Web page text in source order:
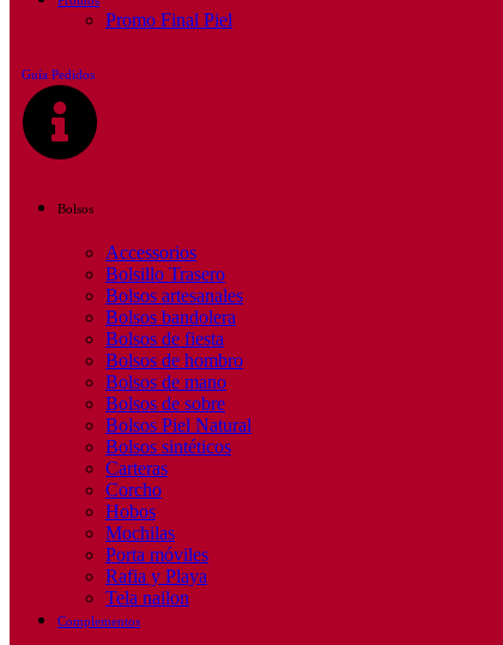
Promo Final Piel
Guía Pedidos
Bolsos
Accessorios
Bolsillo Trasero
Bolsos artesanales
Bolsos bandolera
Bolsos de fiesta
Bolsos de hombro
Bolsos de mano
Bolsos de sobre
Bolsos Piel Natural
Bolsos sintéticos
Carteras
Corcho
Hobos
Mochilas
Porta móviles
Rafia y Playa
Tela nailon
Complementos